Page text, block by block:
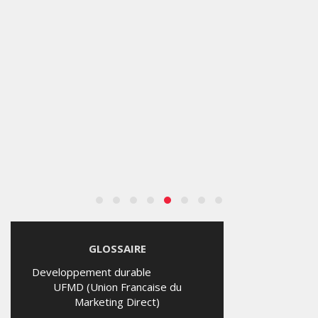
GLOSSAIRE
Developpement durable
UFMD (Union Francaise du
Marketing Direct)